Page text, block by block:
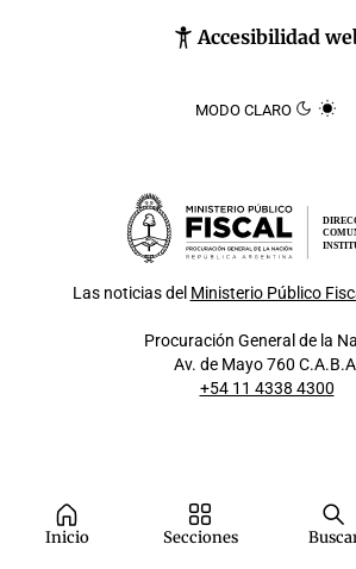
Inicio Secciones
Accesibilidad
MODO CLARO
Las noticias del Ministerio Público
Procuración General de la
Av. de Mayo 760
+54 11 4338 4300